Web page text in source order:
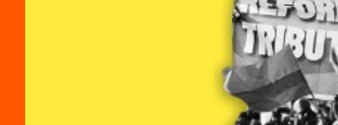
GÉNERO